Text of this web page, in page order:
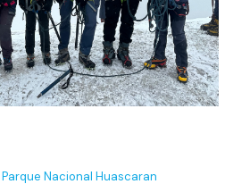
Parque Nacional Huascaran